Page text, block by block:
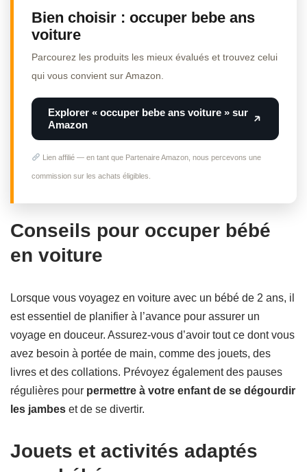
Bien choisir : occuper bebe ans
voiture
Parcourez les produits les mieux évalués et trouvez celui
qui vous convient sur Amazon.
Explorer « occuper bebe ans voiture » sur
Amazon
Lien affilié — en tant que Partenaire Amazon, nous percevons une
commission sur les achats éligibles.
Conseils pour occuper bébé
en voiture
Lorsque vous voyagez en voiture avec un bébé de 2 ans, il
est essentiel de planifier à l’avance pour assurer un
voyage en douceur. Assurez-vous d’avoir tout ce dont vous
avez besoin à portée de main, comme des jouets, des
livres et des collations. Prévoyez également des pauses
régulières pour permettre à votre enfant de se dégourdir
les jambes et de se divertir.
Jouets et activités adaptés